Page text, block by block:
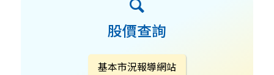
股價查詢
基本市況報導網站